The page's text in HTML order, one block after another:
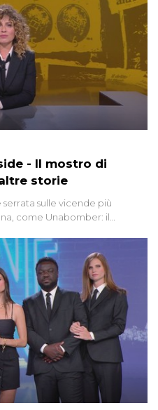
- Il mostro di
storie
sulle vicende più
come Unabomber: il
potrebbe essere ancora in
le zone d'ombra sul Mostro di
ancora oggi avvolte in un
corso dello speciale anche
realizzata ne...